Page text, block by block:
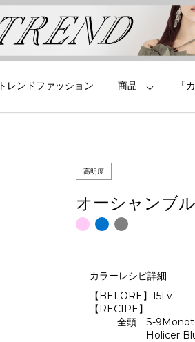
トレンドファッション 商品 「
高明度
オーシャンブ
カラーレシピ詳細
【BEFORE】15Lv
【RECIPE】
全頭 S-
Holicer Blue